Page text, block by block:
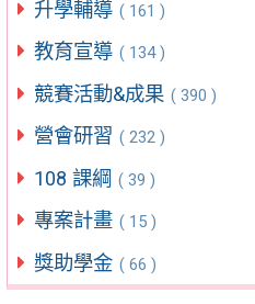
升學輔導 ( 161 )
教育宣導 ( 134 )
競賽活動&成果 ( 390 )
營會研習 ( 232 )
108 課綱 ( 39 )
專案計畫 ( 15 )
獎助學金 ( 66 )